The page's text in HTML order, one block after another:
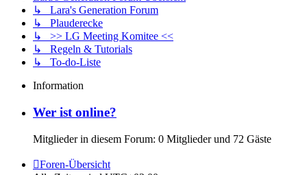
↳ Lara's Generation Forum
↳ Plauderecke
↳ >> LG Meeting Komitee <<
↳ Regeln & Tutorials
↳ To-do-Liste
Information
Wer ist online?
Mitglieder in diesem Forum: 0 Mitglieder und 72 Gäste
Foren-Übersicht